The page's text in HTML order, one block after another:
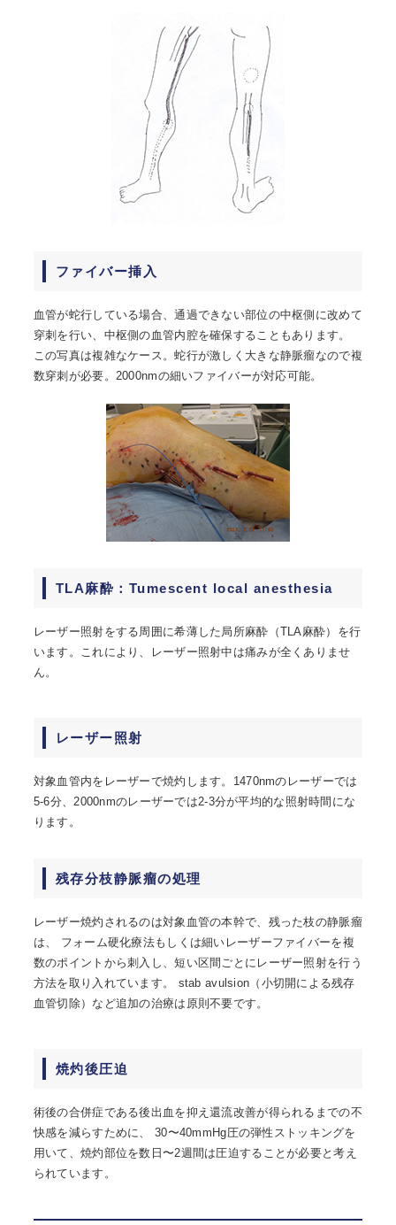
ファイバー挿入
血管が蛇行している場合、通過できない部位の中枢側に改めて
穿刺を行い、中枢側の血管内腔を確保することもあります。
この写真は複雑なケース。蛇行が激しく大きな静脈瘤なので複
数穿刺が必要。2000nmの細いファイバーが対応可能。
TLA麻酔：Tumescent local anesthesia
レーザー照射をする周囲に希薄した局所麻酔（TLA麻酔）を行
います。これにより、レーザー照射中は痛みが全くありませ
ん。
レーザー照射
対象血管内をレーザーで焼灼します。1470nmのレーザーでは
5-6分、2000nmのレーザーでは2-3分が平均的な照射時間にな
ります。
残存分枝静脈瘤の処理
レーザー焼灼されるのは対象血管の本幹で、残った枝の静脈瘤
は、 フォーム硬化療法もしくは細いレーザーファイバーを複
数のポイントから刺入し、短い区間ごとにレーザー照射を行う
方法を取り入れています。 stab avulsion（小切開による残存
血管切除）など追加の治療は原則不要です。
焼灼後圧迫
術後の合併症である後出血を抑え還流改善が得られるまでの不
快感を減らすために、 30〜40mmHg圧の弾性ストッキングを
用いて、焼灼部位を数日〜2週間は圧迫することが必要と考え
られています。